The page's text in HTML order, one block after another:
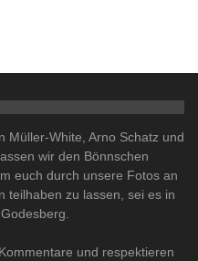
Müller-White, Arno Schatz und
wir den Bönnschen
euch durch unsere Fotos an
teilhaben zu lassen, sei es in
und respektieren